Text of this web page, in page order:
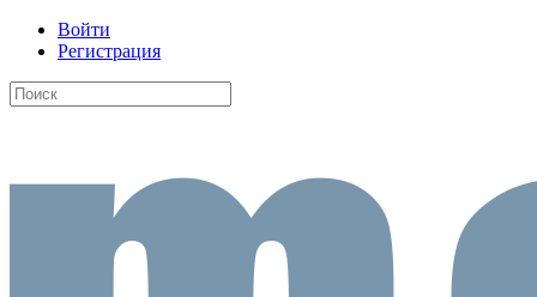
Войти
Регистрация